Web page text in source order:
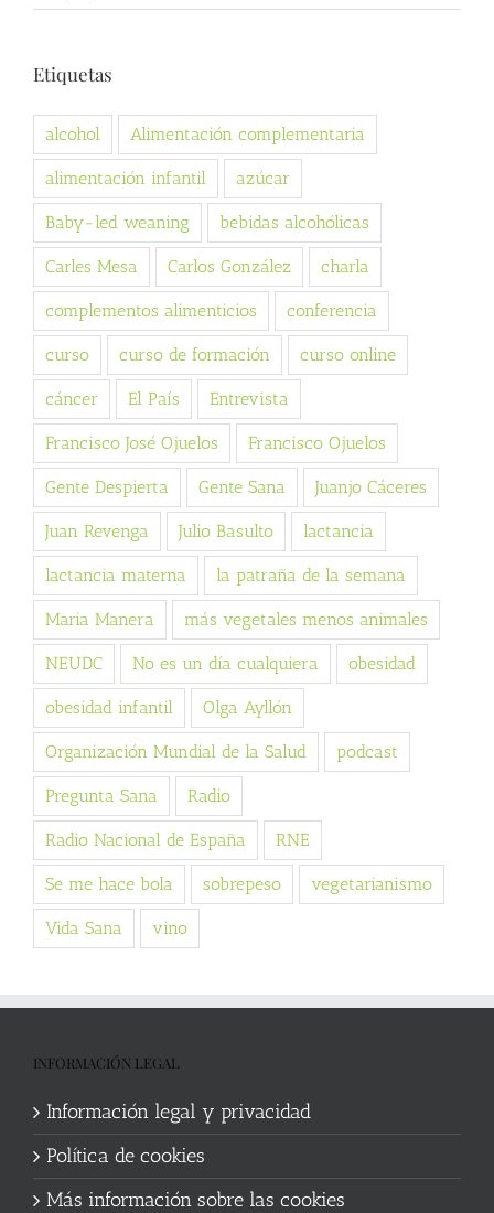
Etiquetas
alcohol Alimentación complementaria
alimentación infantil azúcar
Baby-led weaning bebidas alcohólicas
Carles Mesa Carlos González charla
complementos alimenticios conferencia
curso curso de formación curso online
cáncer El País Entrevista
Francisco José Ojuelos Francisco Ojuelos
Gente Despierta Gente Sana Juanjo Cáceres
Juan Revenga Julio Basulto lactancia
lactancia materna la patraña de la semana
Maria Manera más vegetales menos animales
NEUDC No es un día cualquiera obesidad
obesidad infantil Olga Ayllón
Organización Mundial de la Salud podcast
Pregunta Sana Radio
Radio Nacional de España RNE
Se me hace bola sobrepeso vegetarianismo
Vida Sana vino
INFORMACIÓN LEGAL
Información legal y privacidad
Política de cookies
Más información sobre las cookies